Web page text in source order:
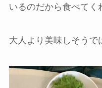
いるのだから食べてく
大人より美味しそうで